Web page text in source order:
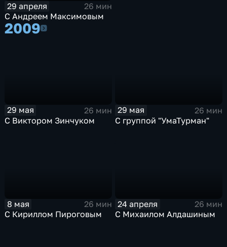
29 апреля
26 мин
С Андреем Максимовым
20092009
29 мая
26 мин
С Виктором Зинчуком
29 мая
26 мин
С группой "УмаТурман"
8 мая
26 мин
С Кириллом Пироговым
24 апреля
26 мин
С Михаилом Алдашиным